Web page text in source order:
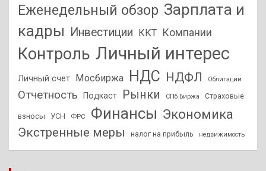
Еженедельный обзор Зарплата и
кадры
Инвестиции ККТ Компании
Контроль Личный интерес
Личный счет Мосбиржа НДС НДФЛ Облигации
Отчетность Подкаст Рынки СПб Биржа Страховые
взносы УСН ФРС Финансы Экономика
Экстренные меры налог на прибыль недвижимость